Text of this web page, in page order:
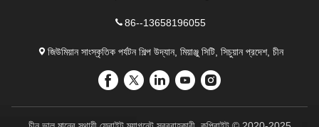
86--13658196055
জিউমিয়ান সাংস্কৃতিক পর্যটন শিল্প উদ্যান, মিয়াঞ্জু সিটি, সিচুয়ান প্রদেশ, চীন